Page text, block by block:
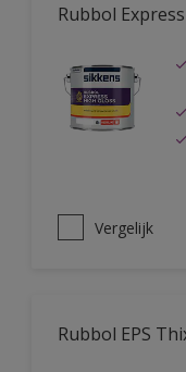
Rubbol
Vergelijk
Rubbol EPS